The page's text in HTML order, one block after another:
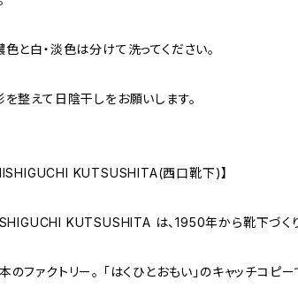
色と白・淡色は分けて洗ってください。
を整えて日陰干しをお願いします。
KUTSUSHITA(西口靴下)】
KUTSUSHITA は、1950年から靴下づく
のファクトリー。 「はくひとおもい」のキャッチコピー